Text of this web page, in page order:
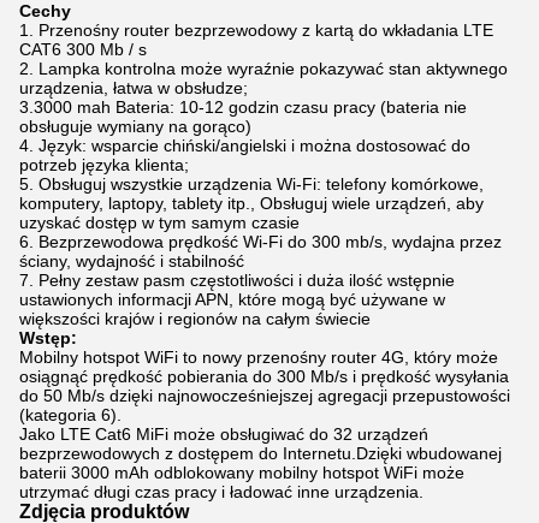
Cechy
1. Przenośny router bezprzewodowy z kartą do wkładania LTE
CAT6 300 Mb / s
2. Lampka kontrolna może wyraźnie pokazywać stan aktywnego
urządzenia, łatwa w obsłudze;
3.3000 mah Bateria: 10-12 godzin czasu pracy (bateria nie
obsługuje wymiany na gorąco)
4. Język: wsparcie chiński/angielski i można dostosować do
potrzeb języka klienta;
5. Obsługuj wszystkie urządzenia Wi-Fi: telefony komórkowe,
komputery, laptopy, tablety itp., Obsługuj wiele urządzeń, aby
uzyskać dostęp w tym samym czasie
6. Bezprzewodowa prędkość Wi-Fi do 300 mb/s, wydajna przez
ściany, wydajność i stabilność
7. Pełny zestaw pasm częstotliwości i duża ilość wstępnie
ustawionych informacji APN, które mogą być używane w
większości krajów i regionów na całym świecie
Wstęp:
Mobilny hotspot WiFi to nowy przenośny router 4G, który może
osiągnąć prędkość pobierania do 300 Mb/s i prędkość wysyłania
do 50 Mb/s dzięki najnowocześniejszej agregacji przepustowości
(kategoria 6).
Jako LTE Cat6 MiFi może obsługiwać do 32 urządzeń
bezprzewodowych z dostępem do Internetu.Dzięki wbudowanej
baterii 3000 mAh odblokowany mobilny hotspot WiFi może
utrzymać długi czas pracy i ładować inne urządzenia.
Zdjęcia produktów